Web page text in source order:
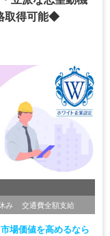
取得可能◆
み 交通費全額支給
場価値を高めるなら